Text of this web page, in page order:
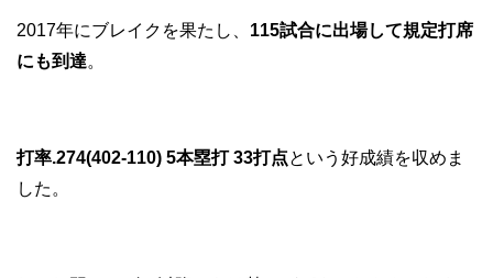
2017年にブレイクを果たし、 115試合に出場して規定打席
にも到達。
打率.274(402-110) 5本塁打 33打点という好成績を収めま
した。